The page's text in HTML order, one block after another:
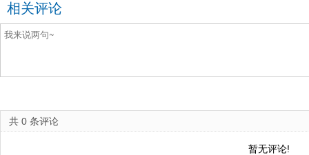
相关评论
共 0 条评论
暂无评论!